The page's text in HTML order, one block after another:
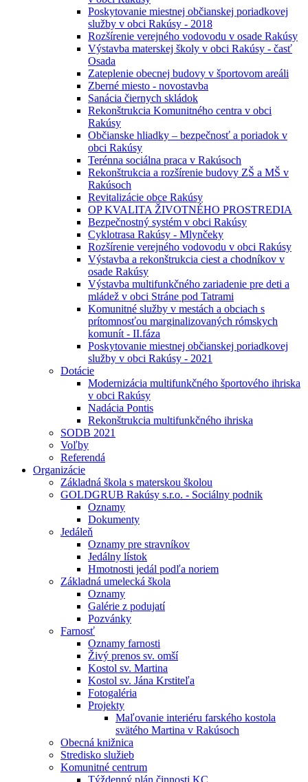
Poskytovanie miestnej občianskej poriadkovej
služby v obci Rakúsy - 2018
Rozšírenie verejného vodovodu v osade Rakúsy
Výstavba materskej školy v obci Rakúsy - časť
Osada
Zateplenie obecnej budovy v športovom areáli
Zberné miesto - novostavba
Sanácia čiernych skládok
Rekonštrukcia Komunitného centra v obci
Rakúsy
Občianske hliadky – bezpečnosť a poriadok v
obci Rakúsy
Terénna sociálna praca v Rakúsoch
Rekonštrukcia a rozšírenie budovy ZŠ a MŠ v
Rakúsoch
Revitalizácie obce Rakúsy
OP KVALITA ŽIVOTNÉHO PROSTREDIA
Bezpečnostný systém v obci Rakúsy
Cyklotrasa Rakúsy - Mlynčeky
Rozšírenie verejného vodovodu v obci Rakúsy
Výstavba a rekonštrukcia ciest a chodníkov v
osade Rakúsy
Výstavba multifunkčného zariadenie pre deti a
mládež v obci Stráne pod Tatrami
Komunitné služby v mestách a obciach s
prítomnosťou marginalizovaných rómskych
komunít - II.fáza
Poskytovanie miestnej občianskej poriadkovej
služby v obci Rakúsy - 2021
Dotácie
Modernizácia multifunkčného športového ihriska
v obci Rakúsy
Nadácia Pontis
Rekonštrukcia multifunkčného ihriska
SODB 2021
Voľby
Referendá
Organizácie
Základná škola s materskou školou
GOLDGRUB Rakúsy s.r.o. - Sociálny podnik
Oznamy
Dokumenty
Jedáleň
Oznamy pre stravníkov
Jedálny lístok
Hmotnosti jedál podľa noriem
Základná umelecká škola
Oznamy
Galérie z podujatí
Pozvánky
Farnosť
Oznamy farnosti
Živý prenos sv. omší
Kostol sv. Martina
Kostol sv. Jána Krstiteľa
Fotogaléria
Projekty
Maľovanie interiéru farského kostola
svätého Martina v Rakúsoch
Obecná knižnica
Stredisko služieb
Komunitné centrum
Týždenný plán činnosti KC